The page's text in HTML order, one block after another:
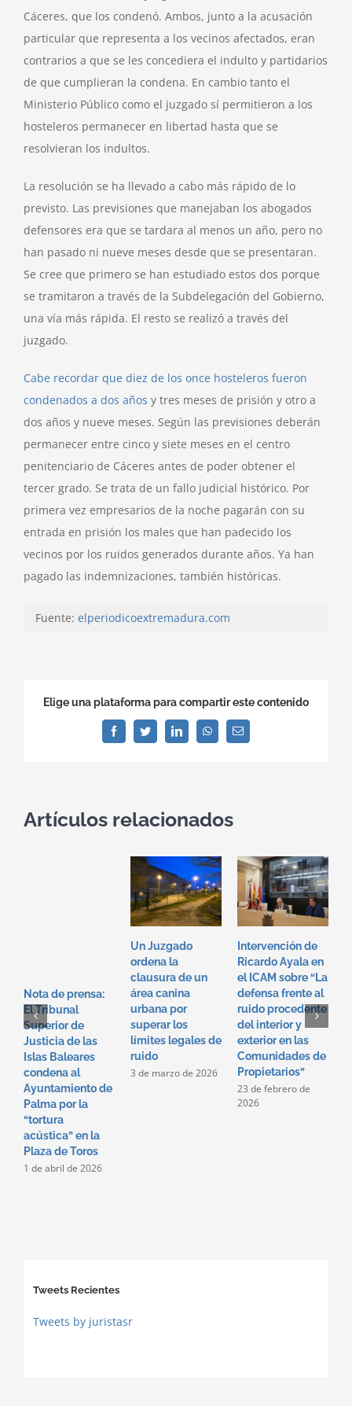
Cáceres, que los condenó. Ambos, junto a la acusación
particular que representa a los vecinos afectados, eran
contrarios a que se les concediera el indulto y partidarios
de que cumplieran la condena. En cambio tanto el
Ministerio Público como el juzgado sí permitieron a los
hosteleros permanecer en libertad hasta que se
resolvieran los indultos.
La resolución se ha llevado a cabo más rápido de lo
previsto. Las previsiones que manejaban los abogados
defensores era que se tardara al menos un año, pero no
han pasado ni nueve meses desde que se presentaran.
Se cree que primero se han estudiado estos dos porque
se tramitaron a través de la Subdelegación del Gobierno,
una vía más rápida. El resto se realizó a través del
juzgado.
Cabe recordar que diez de los once hosteleros fueron
condenados a dos años y tres meses de prisión y otro a
dos años y nueve meses. Según las previsiones deberán
permanecer entre cinco y siete meses en el centro
penitenciario de Cáceres antes de poder obtener el
tercer grado. Se trata de un fallo judicial histórico. Por
primera vez empresarios de la noche pagarán con su
entrada en prisión los males que han padecido los
vecinos por los ruidos generados durante años. Ya han
pagado las indemnizaciones, también históricas.
Fuente: elperiodicoextremadura.com
Elige una plataforma para compartir este contenido
FacebookTwitterLinkedInWhatsAppCorreo
electrónico
Artículos relacionados
Nota de prensa:
El Tribunal
Superior de
Justicia de las
Islas Baleares
condena al
Ayuntamiento de
Palma por la
“tortura
acústica” en la
Plaza de Toros
1 de abril de 2026
Un Juzgado
ordena la
clausura de un
área canina
urbana por
superar los
límites legales de
ruido
3 de marzo de 2026
Intervención de
Ricardo Ayala en
el ICAM sobre “La
defensa frente al
ruido procedente
del interior y
exterior en las
Comunidades de
Propietarios”
23 de febrero de
2026
Tweets Recientes
Tweets by juristasr